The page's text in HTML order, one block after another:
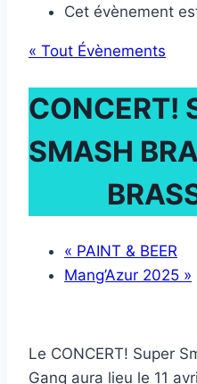
Cet évènement
« Tout Évènements
CONCERT!
SMASH
« PAINT & BEER
Mang’Azur 2025 »
Le CONCERT! Super
Gang aura lieu le 11